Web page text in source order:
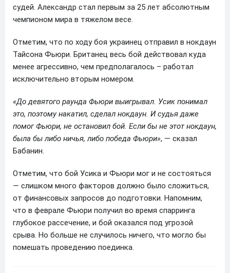
судей. Александр стал первым за 25 лет абсолютным
чемпионом мира в тяжелом весе.
Отметим, что по ходу боя украинец отправил в нокдаун
Тайсона Фьюри. Британец весь бой действовал куда
менее агрессивно, чем предполагалось – работал
исключительно вторым номером.
«До девятого раунда Фьюри выигрывал. Усик понимал
это, поэтому накатил, сделал нокдаун. И судья даже
помог Фьюри, не остановил бой. Если бы не этот нокдаун,
была бы либо ничья, либо победа Фьюри», — сказал
Бабанин.
Отметим, что бой Усика и Фьюри мог и не состояться
— слишком много факторов должно было сложиться,
от финансовых запросов до подготовки. Напомним,
что в феврале Фьюри получил во время спарринга
глубокое рассечение, и бой оказался под угрозой
срыва. Но больше не случилось ничего, что могло бы
помешать проведению поединка.